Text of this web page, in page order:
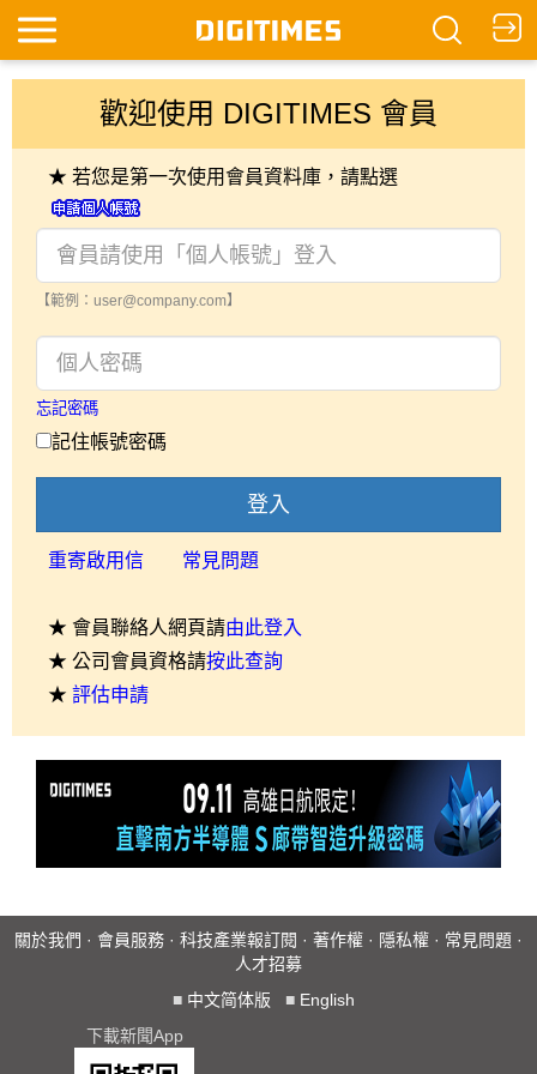
歡迎使用 DIGITIMES 會員
★ 若您是第一次使用會員資料庫，請點選
【範例：user@company.com】
忘記密碼
記住帳號密碼
登入
重寄啟用信 常見問題
★ 會員聯絡人網頁請由此登入
★ 公司會員資格請按此查詢
★ 評估申請
關於我們 · 會員服務 · 科技產業報訂閱 · 著作權 · 隱私權 · 常見問題 ·
人才招募
■ 中文简体版 ■ English
下載新聞App